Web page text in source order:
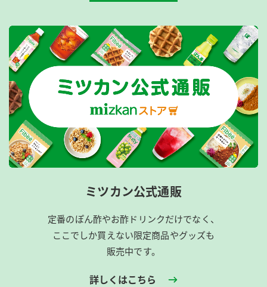
ミツカン公式通販
定番のぽん酢やお酢ドリンクだけでなく、
ここでしか買えない限定商品やグッズも
販売中です。
詳しくはこちら